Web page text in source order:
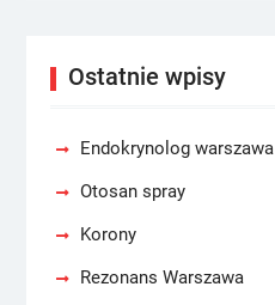
Ostatnie wpisy
Endokrynolog warszawa
Otosan spray
Korony
Rezonans Warszawa